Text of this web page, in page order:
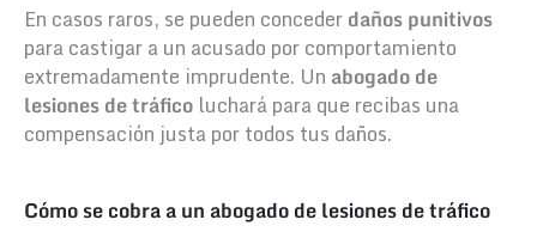
En casos raros, se pueden concederdaños punitivos
para castigar a un acusado por comportamiento
extremadamente imprudente. Un abogado de
lesiones de tráfico luchará para que recibas una
compensación justa por todos tus daños.
Cómo se cobra a un abogado de lesiones de tráfico